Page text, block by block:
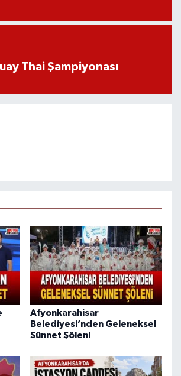
Thai Şampiyonası
Afyonkarahisar
Belediyesi’nden Geleneksel
Sünnet Şöleni